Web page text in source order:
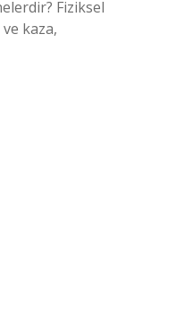
Fiziksel
kaza,